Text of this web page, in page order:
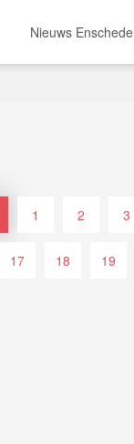
Nieuws Enschede
1 2 3
17 18 19